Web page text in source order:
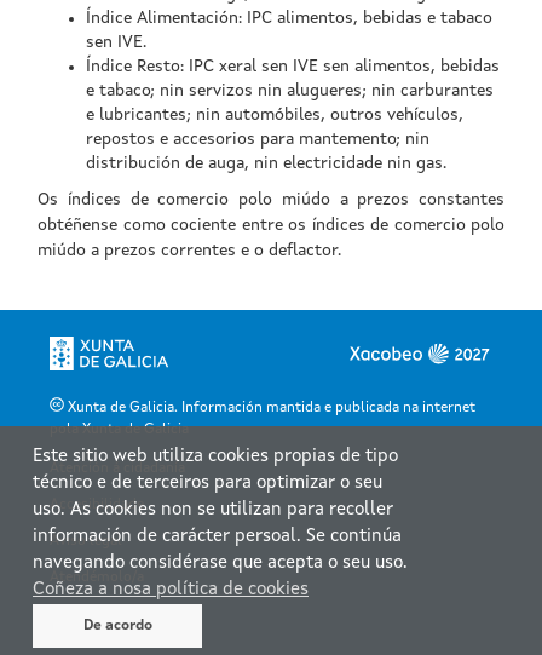
Xunta de Galicia. Información mantida e publicada na internet
pola Xunta de Galicia
Accesibilidade
Aviso legal
Atendémolo/a
Este sitio web utiliza cookies propias de tipo
técnico e de terceiros para optimizar o seu
uso. As cookies non se utilizan para recoller
información de carácter persoal. Se continúa
navegando considérase que acepta o seu uso.
Coñeza a nosa política de cookies
De acordo